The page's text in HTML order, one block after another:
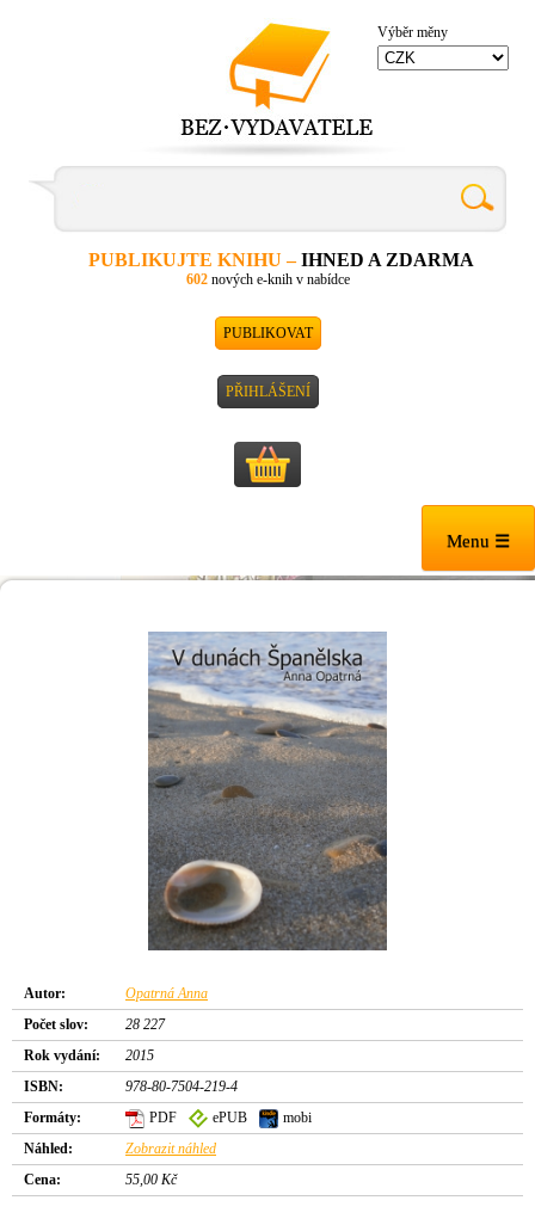
PUBLIKUJTE KNIHU –IHNED A ZDARMA
602nových e-knih v nabídce
PUBLIKOVAT
PŘIHLÁŠENÍ
Výběr měny
Menu ☰
Autor:
Opatrná Anna
Počet slov:
28 227
Rok vydání:
2015
ISBN:
978-80-7504-219-4
Formáty:
PDF ePUB
mobi
Náhled:
Zobrazit náhled
Cena:
55,00 Kč